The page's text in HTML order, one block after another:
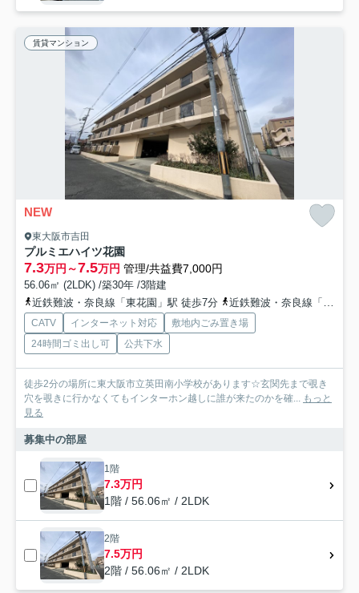
賃貸マンション
NEW
東大阪市吉田
プルミエハイツ花園
7.3万円～7.5万円 管理/共益費7,000円
56.06㎡ (2LDK) /築30年 /3階建
近鉄難波・奈良線「東花園」駅 徒歩7分
近鉄難波・奈良線「河内花園」駅 徒歩9分
CATV インターネット対応
敷地内ごみ置き場
24時間ゴミ出し可
公共下水
徒歩2分の場所に東大阪市立英田南小学校があります☆玄関先まで覗き
穴を覗きに行かなくてもインターホン越しに誰が来たのかを確... もっと
見る
募集中の部屋
1階
7.3万円
1階 / 56.06㎡ / 2LDK
2階
7.5万円
2階 / 56.06㎡ / 2LDK